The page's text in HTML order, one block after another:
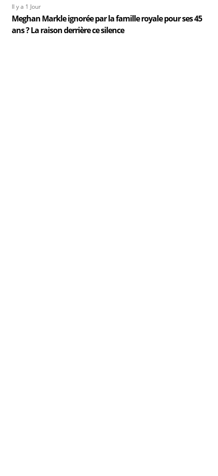
Il y a 1 Jour
Meghan Markle ignorée par la famille royale pour ses 45
ans ? La raison derrière ce silence